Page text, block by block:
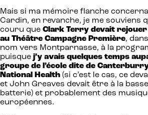
Mais si ma mémoire flanche
Cardin, en revanche, je me souviens
couru que Clark Terry devait rejouer
au Théâtre Campagne Première,
nom vers Montparnasse, à la
puisque j’y avais quelques temps
groupe de l’école dite de
National Health (si c’est le cas, ce
et John Greaves devait être à la
batterie) et probablement des
européennes.